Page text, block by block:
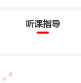
听课指导